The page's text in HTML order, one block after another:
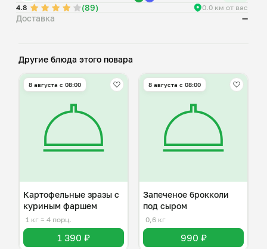
4.8
(89) 0.0 км от вас
Доставка —
Другие блюда этого повара
8 августа с 08:00
Картофельные зразы с
куриным фаршем
1 кг ≈ 4 порц.
1 390 ₽
8 августа с 08:00
Запеченое брокколи
под сыром
0,6 кг
990 ₽